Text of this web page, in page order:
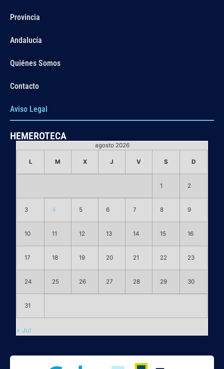
Provincia
Andalucía
Quiénes Somos
Contacto
Aviso Legal
HEMEROTECA
agosto 2026
L M X J V S D
1 2
3 4 5 6 7 8 9
10 11 12 13 14 15 16
17 18 19 20 21 22 23
24 25 26 27 28 29 30
31
« Jul